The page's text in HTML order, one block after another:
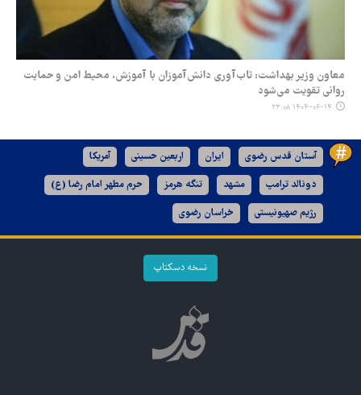
معاون وزیر بهداشت: تاب‌آوری دانش‌آموزان با آموزش، محیط امن و حمایت
روانی تقویت می‌شود
۱۴۰۴-۰۶-۱۴ ۲۳:۰۸
آستان قدس رضوی ایران اربعین حسینی آمریکا
دونالد ترامپ مشهد تنگه هرمز حرم مطهر امام رضا (ع)
رژیم صهیونیستی خراسان رضوی
نسخه دسکتاپ